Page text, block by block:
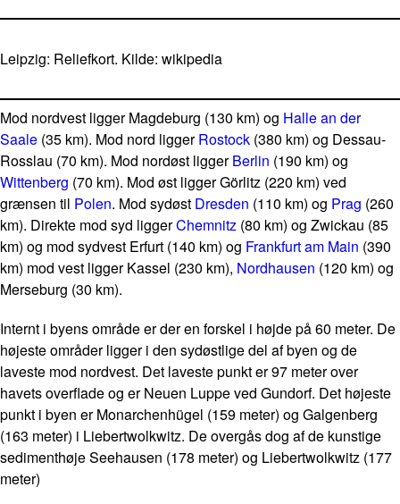
Leipzig: Reliefkort. Kilde: wikipedia
Mod nordvest ligger Magdeburg (130 km) og Halle an der
Saale (35 km). Mod nord liggerRostock (380 km) og Dessau-
Rosslau (70 km). Mod nordøst liggerBerlin (190 km) og
Wittenberg (70 km). Mod øst ligger Görlitz (220 km) ved
grænsen til Polen. Mod sydøst Dresden (110 km) og Prag (260
km). Direkte mod syd liggerChemnitz (80 km) og Zwickau (85
km) og mod sydvest Erfurt (140 km) og Frankfurt am Main (390
km) mod vest ligger Kassel (230 km), Nordhausen (120 km) og
Merseburg (30 km).
Internt i byens område er der en forskel i højde på 60 meter. De
højeste områder ligger i den sydøstlige del af byen og de
laveste mod nordvest. Det laveste punkt er 97 meter over
havets overflade og er Neuen Luppe ved Gundorf. Det højeste
punkt i byen er Monarchenhügel (159 meter) og Galgenberg
(163 meter) i Liebertwolkwitz. De overgås dog af de kunstige
sedimenthøje Seehausen (178 meter) og Liebertwolkwitz (177
meter)